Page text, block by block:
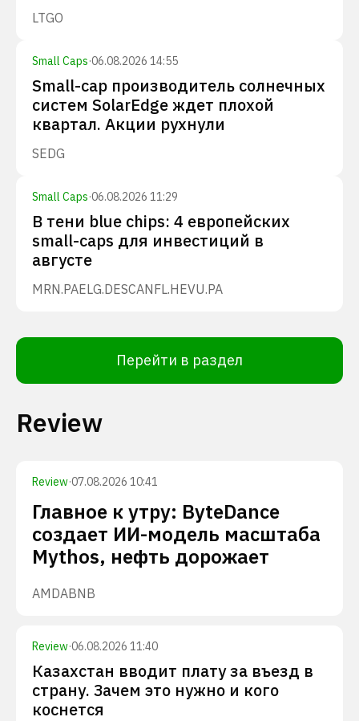
LTGO
Small Caps·06.08.2026 14:55
Small-cap производитель солнечных
систем SolarEdge ждет плохой
квартал. Акции рухнули
SEDG
Small Caps·06.08.2026 11:29
В тени blue chips: 4 европейских
small-caps для инвестиций в
августе
MRN.PAELG.DESCANFL.HEVU.PA
Перейти в раздел
Review
Review·07.08.2026 10:41
Главное к утру: ByteDance
создает ИИ-модель масштаба
Mythos, нефть дорожает
AMDABNB
Review·06.08.2026 11:40
Казахстан вводит плату за въезд в
страну. Зачем это нужно и кого
коснется